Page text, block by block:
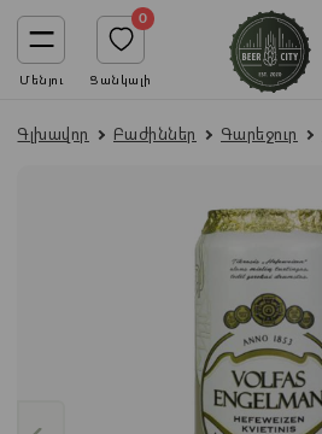
Մենյու
0
Ցանկալի
Գլխավոր Բաժիններ Գարեջուր